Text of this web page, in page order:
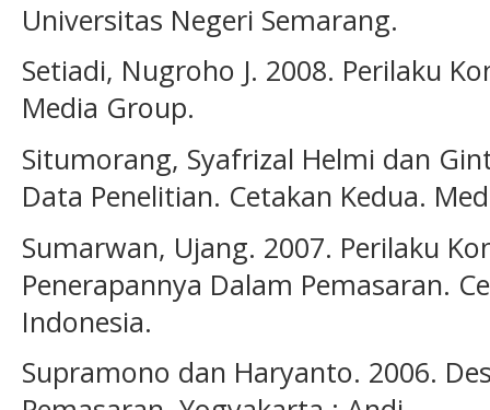
Universitas Negeri Semarang.
Setiadi, Nugroho J. 2008. Perilaku
Media Group.
Situmorang, Syafrizal Helmi dan
Data Penelitian. Cetakan Kedua.
Sumarwan, Ujang. 2007. Perilaku
Penerapannya Dalam Pemasaran.
Indonesia.
Supramono dan Haryanto. 2006.